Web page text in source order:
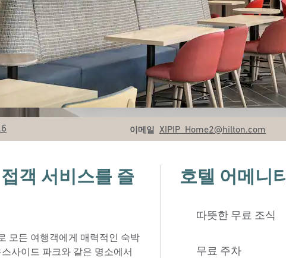
이메일
Email XIPIP_Home2@hilton.com
객 서비스를 즐
모든 여행객에게 매력적인 숙박
사이드 파크와 같은 명소에서
호텔 어메니티
따뜻한 무료 조식
무료 주차